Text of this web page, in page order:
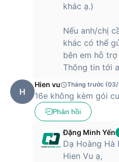
khác ạ.)
Nếu anh/chị
khác có thể
bên em hỗ
Thông tin tới
H
Hien vu Tháng trước
16e không kèm gói
Phản hồi
Đặng Minh Yến
Dạ Hoàng Hà
Hien Vu ạ,